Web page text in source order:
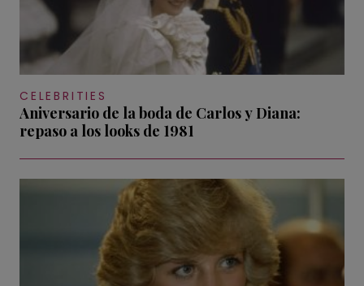
CELEBRITIES
Aniversario de la boda de Carlos y Diana:
repaso a los looks de 1981